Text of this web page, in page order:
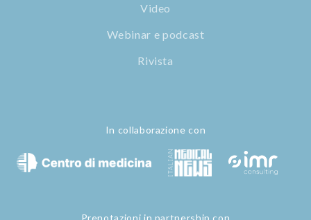
Video
Webinar e podcast
Rivista
In collaborazione con
Prenotazioni in partnership con